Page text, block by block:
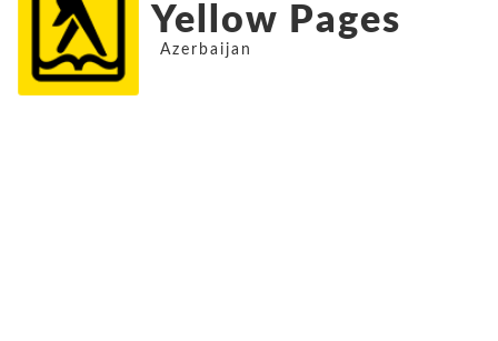
Yellow Pages
Azerbaijan